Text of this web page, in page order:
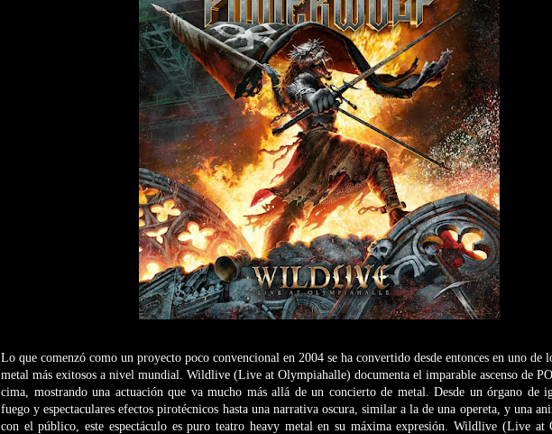
Lo que comenzó como un proyecto poco convencional en 2004 se ha convertido desde entonces en uno de
metal más exitosos a nivel mundial. Wildlive (Live at Olympiahalle) documenta el imparable ascenso de
cima, mostrando una actuación que va mucho más allá de un concierto de metal. Desde un órgano de
fuego y espectaculares efectos pirotécnicos hasta una narrativa oscura, similar a la de una opereta, y una
con el público, este espectáculo es puro teatro heavy metal en su máxima expresión. Wildlive (Live at